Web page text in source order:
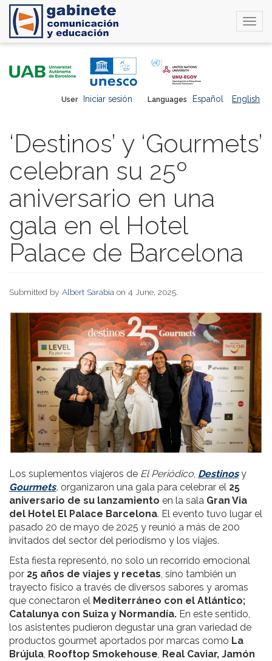
Languages Español English
User Iniciar sesión
‘Destinos’ y ‘Gourmets’
celebran su 25º
aniversario en una
gala en el Hotel
Palace de Barcelona
Submitted by Albert Sarabia on 4 June, 2025.
Los suplementos viajeros de El Periódico, Destinosy
Gourmets, organizaron una gala para celebrar el 25
aniversario de su lanzamiento en la sala Gran Via
del Hotel El Palace Barcelona. El evento tuvo lugar el
pasado 20 de mayo de 2025 y reunió a más de 200
invitados del sector del periodismo y los viajes.
Esta fiesta representó, no solo un recorrido emocional
por 25 años de viajes y recetas, sino también un
trayecto físico a través de diversos sabores y aromas
que conectaron el Mediterráneo con el Atlántico;
Catalunya con Suiza y Normandía. En este sentido,
los asistentes pudieron degustar una gran variedad de
productos gourmet aportados por marcas como La
Brújula, Rooftop Smokehouse, Real Caviar, Jamón